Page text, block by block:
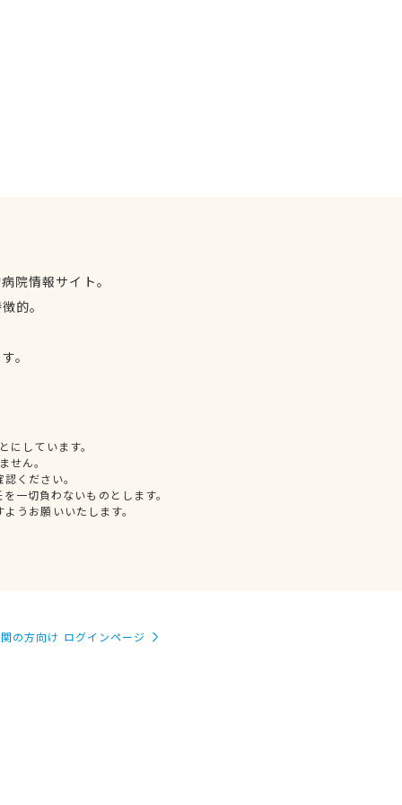
院情報サイト。
的。
。
しています。
せん。
ください。
一切負わないものとします。
うお願いいたします。
の方向け ログインページ